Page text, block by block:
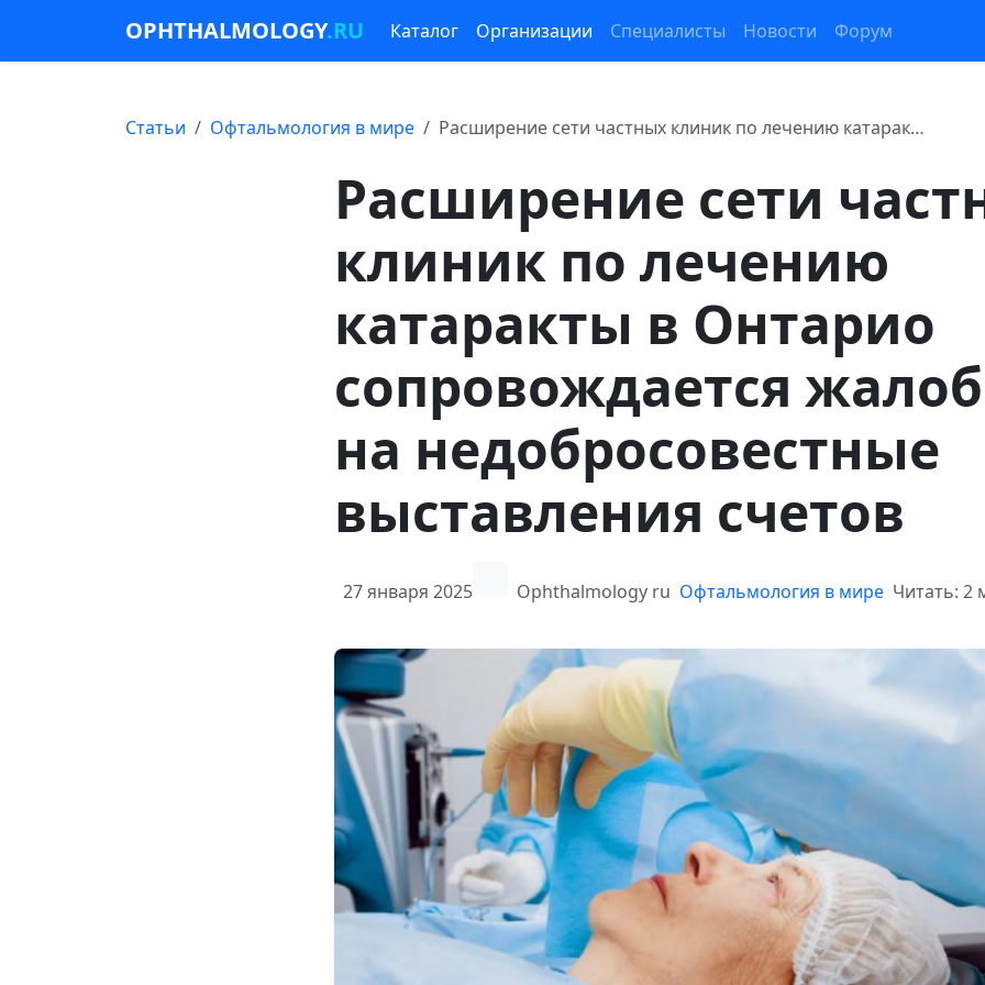
OPHTHALMOLOGY.RU Каталог Организации Специалисты Новости Форум
Статьи Офтальмология в мире Расширение сети частных клиник по лечению катарак…
Расширение сети
клиник по лечению
катаракты в Онтарио
сопровождается
на недобросовестные
выставления счетов
27 января 2025 Ophthalmology ru Офтальмология в мире Читать: 2